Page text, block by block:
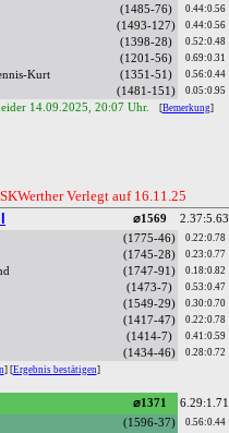
(1485-76) 0.44:0.56
(1493-127) 0.44:0.56
(1398-28) 0.52:0.48
(1201-56) 0.69:0.31
Kurt (1351-51) 0.56:0.44
(1481-151) 0.05:0.95
14.09.2025, 20:07 Uhr. [Bemerkung]
Verlegt auf 16.11.25
⌀1569
2.37:5.63
(1775-46) 0.22:0.78
(1745-28) 0.23:0.77
(1747-91) 0.18:0.82
(1473-7) 0.53:0.47
(1549-29) 0.30:0.70
(1417-47) 0.22:0.78
(1414-7) 0.41:0.59
(1434-46) 0.28:0.72
] [Ergebnis bestätigen]
⌀1371
6.29:1.71
(1596-37) 0.56:0.44